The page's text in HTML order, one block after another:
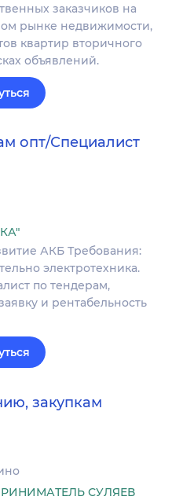
заказчиков на
рынке недвижимости,
квартир вторичного
объявлений.
опт/Специалист
АКБ Требования:
электротехника.
по тендерам,
и рентабельность
закупкам
СУЛЯЕВ